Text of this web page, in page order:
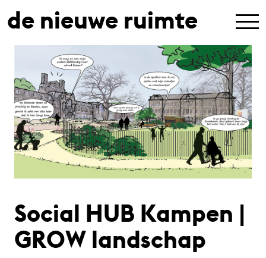
de nieuwe ruimte
Social HUB Kampen |
GROW landschap